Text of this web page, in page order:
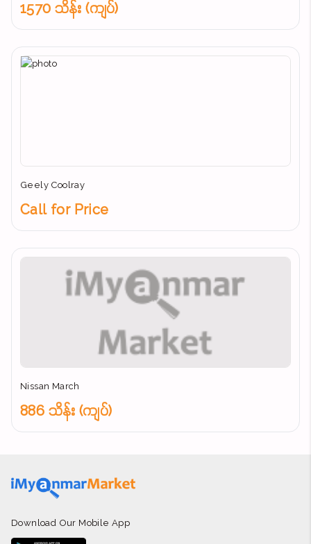
1570 သိန်း (ကျပ်)
Geely Coolray
Call for Price
Nissan March
886 သိန်း (ကျပ်)
Download Our Mobile App